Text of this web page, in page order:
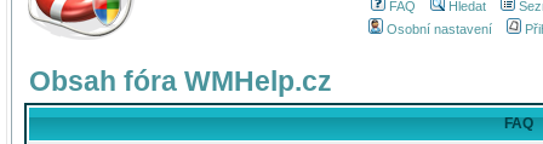
FAQ Hledat
Osobní nastavení
Obsah fóra WMHelp.cz
FAQ